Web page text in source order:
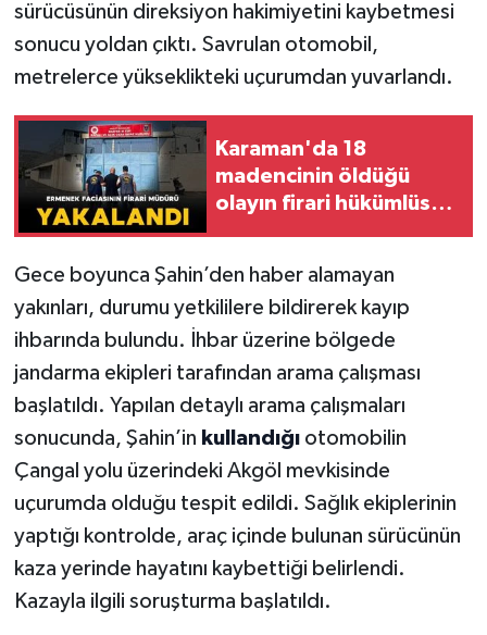
sürücüsünün direksiyon hakimiyetini kaybetmesi
sonucu yoldan çıktı. Savrulan otomobil,
metrelerce yükseklikteki uçurumdan yuvarlandı.
Karaman'da 18
madencinin öldüğü
olayın firari hükümlüsü
Gece boyunca Şahin’den haber alamayan
yakınları, durumu yetkililere bildirerek kayıp
ihbarında bulundu. İhbar üzerine bölgede
jandarma ekipleri tarafından arama çalışması
başlatıldı. Yapılan detaylı arama çalışmaları
sonucunda, Şahin’in kullandığıotomobilin
Çangal yolu üzerindeki Akgöl mevkisinde
uçurumda olduğu tespit edildi. Sağlık ekiplerinin
yaptığı kontrolde, araç içinde bulunan sürücünün
kaza yerinde hayatını kaybettiği belirlendi.
Kazayla ilgili soruşturma başlatıldı.